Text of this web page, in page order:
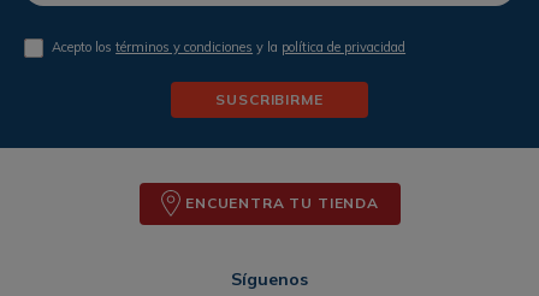
Acepto lostérminos y condiciones y la política de privacidad
SUSCRIBIRME
ENCUENTRA TU TIENDA
Síguenos